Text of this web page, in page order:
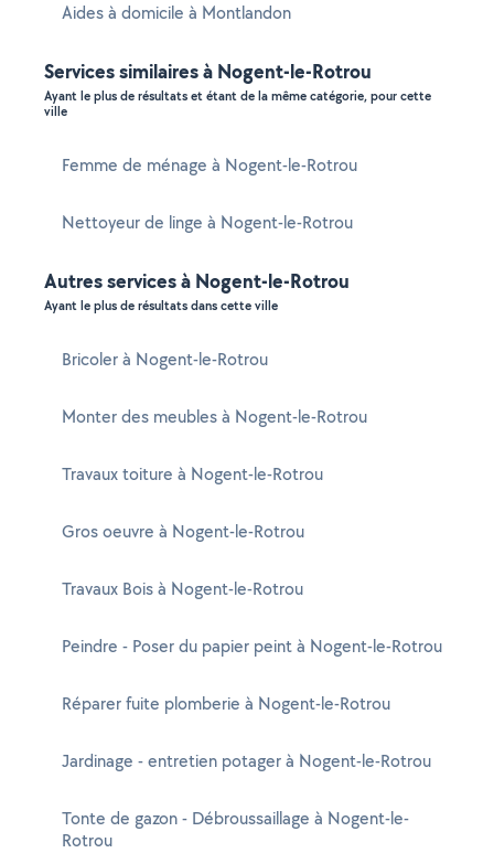
Aides à domicile à Montlandon
Services similaires à Nogent-le-Rotrou
Ayant le plus de résultats et étant de la même catégorie, pour cette
ville
Femme de ménage à Nogent-le-Rotrou
Nettoyeur de linge à Nogent-le-Rotrou
Autres services à Nogent-le-Rotrou
Ayant le plus de résultats dans cette ville
Bricoler à Nogent-le-Rotrou
Monter des meubles à Nogent-le-Rotrou
Travaux toiture à Nogent-le-Rotrou
Gros oeuvre à Nogent-le-Rotrou
Travaux Bois à Nogent-le-Rotrou
Peindre - Poser du papier peint à Nogent-le-Rotrou
Réparer fuite plomberie à Nogent-le-Rotrou
Jardinage - entretien potager à Nogent-le-Rotrou
Tonte de gazon - Débroussaillage à Nogent-le-
Rotrou